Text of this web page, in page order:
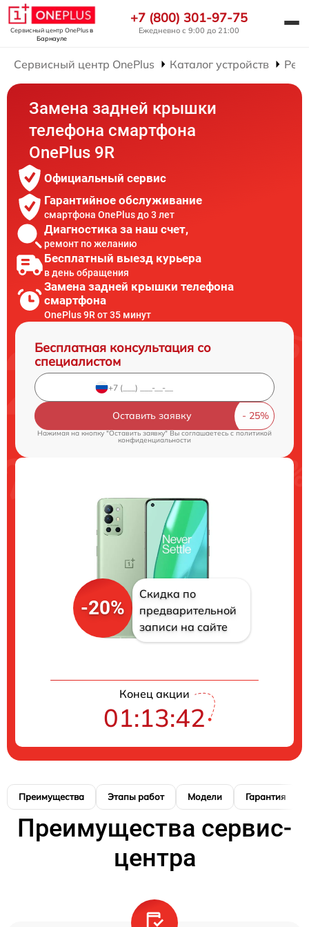
Сервисный центр OnePlusв
Барнауле
+7 (800) 301-97-75
Ежедневно с 9:00 до 21:00
Сервисный центр OnePlus Каталог устройств
Замена задней крышки
телефона смартфона
OnePlus 9R
Официальный сервис
Гарантийное обслуживание
смартфона OnePlus до 3 лет
Диагностика за наш счет,
ремонт по желанию
Бесплатный выезд курьера
в день обращения
Замена задней крышки телефона
смартфона
OnePlus 9R от 35 минут
Бесплатная консультация со
специалистом
Оставить заявку
Нажимая на кнопку "Оставить заявку" Вы соглашаетесь c политикой
конфиденциальности
-20%
Скидка по
предварительной
записи на сайте
Конец акции
01:13:41
Преимущества Этапы работ Модели Гарантия
Преимущества сервис-
центра